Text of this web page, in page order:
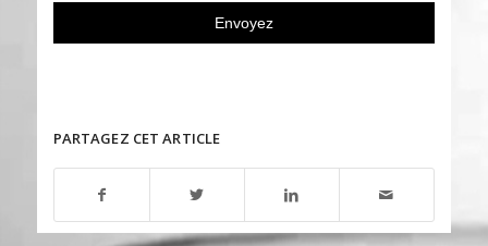
PARTAGEZ CET ARTICLE